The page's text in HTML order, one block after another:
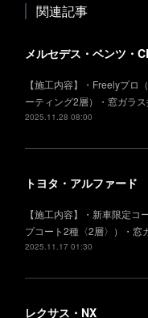
関連記事
メルセデス・ベンツ・
【施工内容】・Freelyプロ
ーティング2層）・窓ガラ
2025.11.28 08:00
トヨタ・アルファード
【施工内容】・新車限定コ
プコート2種〈2層〉）・
2025.11.17 01:30
レクサス・NX